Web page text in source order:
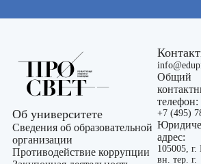
Об университете
Сведения об образовательной
организации
Противодействие коррупции
Общий
телефон:
+7 (495)
адрес:
105005,
вн. тер. г.